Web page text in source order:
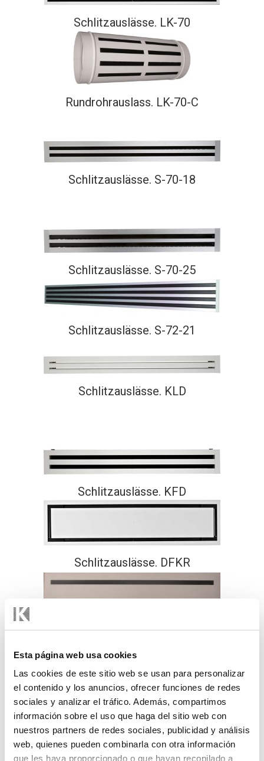
Esta página web usa cookies
Las cookies de este sitio web se usan para personalizar
el contenido y los anuncios, ofrecer funciones de redes
sociales y analizar el tráfico. Además, compartimos
información sobre el uso que haga del sitio web con
nuestros partners de redes sociales, publicidad y análisis
web, quienes pueden combinarla con otra información
que les haya proporcionado o que hayan recopilado a
Schlitzauslässe. LK-70
Rundrohrauslass. LK-70-C
Schlitzauslässe. S-70-18
Schlitzauslässe. S-70-25
Schlitzauslässe. S-72-21
Schlitzauslässe. KLD
Schlitzauslässe. KFD
Schlitzauslässe. DFKR
Schlitzauslass mit verstellbaren
Luftleitlamellen. DF-KLT
Schlitzauslässe. KLR-NARROW